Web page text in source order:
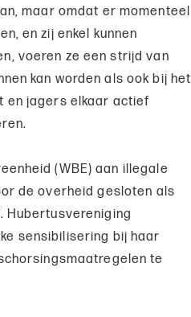
maar omdat er momenteel
en zij enkel kunnen
voeren ze een strijd van
kan worden als ook bij het
en jagers elkaar actief
(WBE) aan illegale
de overheid gesloten als
Hubertusvereniging
sensibilisering bij haar
te